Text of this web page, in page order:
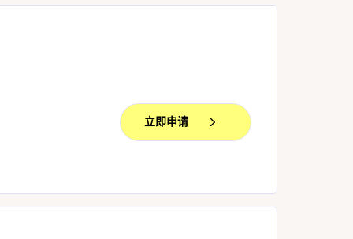
立即申请